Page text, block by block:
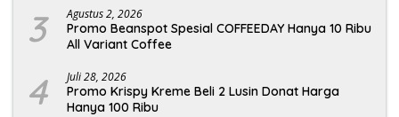
3 Agustus 2, 2026
Promo Beanspot Spesial COFFEEDAY Hanya 10 Ribu
All Variant Coffee
4 Juli 28, 2026
Promo Krispy Kreme Beli 2 Lusin Donat Harga
Hanya 100 Ribu